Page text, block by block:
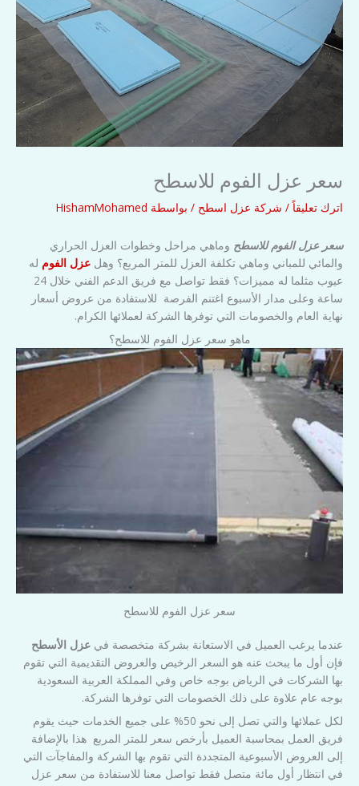
سعر عزل الفوم للاسطح
اترك تعليقاً / شركة عزل اسطح / بواسطة HishamMohamed
سعر عزل الفوم للاسطح وماهي مراحل وخطوات العزل الحراري
والمائي للمباني وماهي تكلفة العزل للمتر المربع؟ وهل عزل الفوم له
ساعة وعلى مدار الأسبوع اغتنم الفرصة للاستفادة من عروض أسعار
نهاية العام والخصومات التي توفرها الشركة لعملائها الكرام.
ماهو سعر عزل الفوم للاسطح؟
سعر عزل الفوم للاسطح
عندما يرغب العميل في الاستعانة بشركة متخصصة في عزل الأسطح
فإن أول ما يبحث عنه هو السعر الرخيص والعروض التقديمية التي تقوم
بها الشركات في الرياض بوجه خاص وفي المملكة العربية السعودية
بوجه عام علاوة على ذلك الخصومات التي توفرها الشركة.
لكل عملائها والتي تصل إلى نحو 50% على جميع الخدمات حيث يقوم
فريق العمل بمحاسبة العميل بأرخص سعر للمتر المربع هذا بالإضافة
إلى العروض الأسبوعية المتجددة التي تقوم بها الشركة والمفاجآت التي
في انتظار أول مائة متصل فقط تواصل معنا للاستفادة من سعر عزل